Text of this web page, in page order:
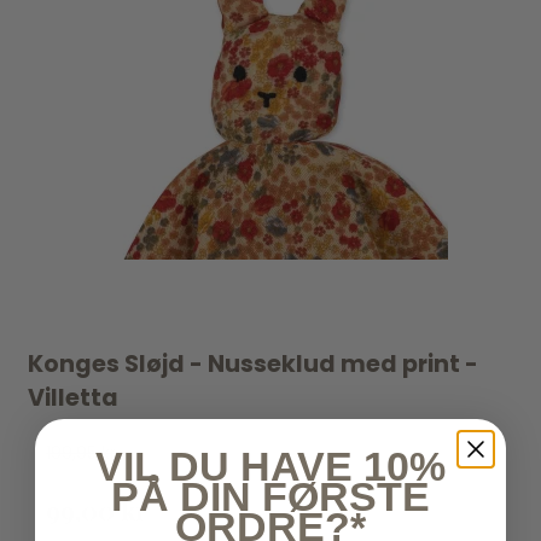
Konges Sløjd - Nusseklud med print -
Villetta
199,95 kr
99,00 kr
VIL DU HAVE 10%
PÅ DIN FØRSTE
ORDRE?*